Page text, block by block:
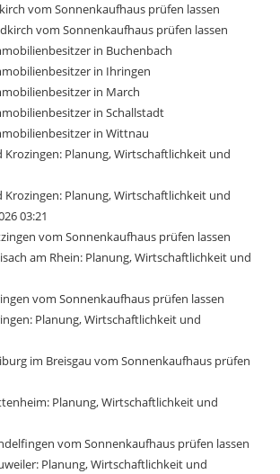
vom Sonnenkaufhaus prüfen lassen
vom Sonnenkaufhaus prüfen lassen
in Buchenbach
in Ihringen
in March
in Schallstadt
in Wittnau
Planung, Wirtschaftlichkeit und
Planung, Wirtschaftlichkeit und
03:21
vom Sonnenkaufhaus prüfen lassen
am Rhein: Planung, Wirtschaftlichkeit und
vom Sonnenkaufhaus prüfen lassen
Planung, Wirtschaftlichkeit und
im Breisgau vom Sonnenkaufhaus prüfen
Planung, Wirtschaftlichkeit und
vom Sonnenkaufhaus prüfen lassen
Planung, Wirtschaftlichkeit und